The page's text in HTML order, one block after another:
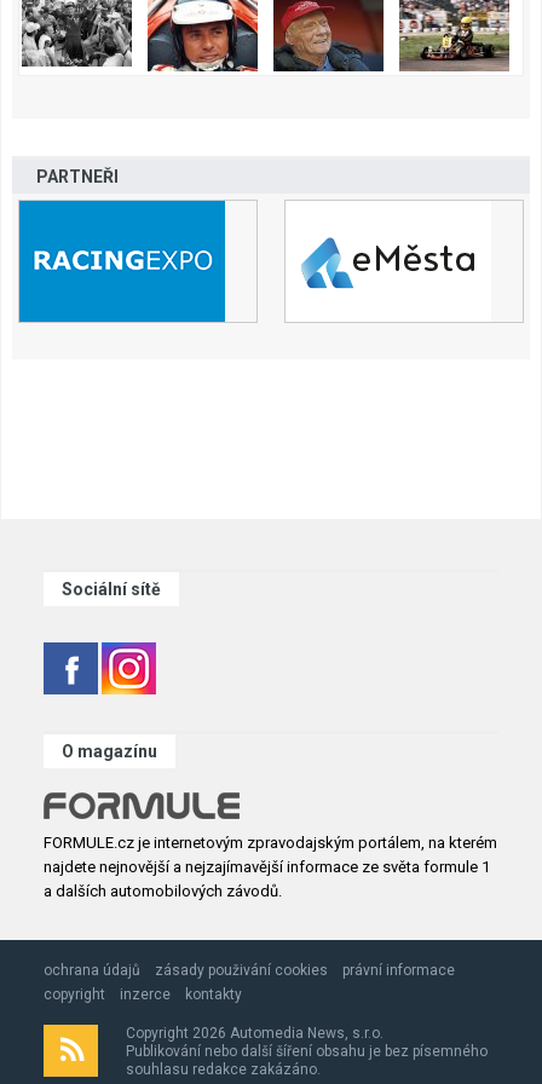
PARTNEŘI
Sociální sítě
O magazínu
FORMULE.cz je internetovým zpravodajským portálem, na kterém
najdete nejnovější a nejzajímavější informace ze světa formule 1
a dalších automobilových závodů.
ochrana údajů zásady použivání cookies
právní informace
copyright
inzerce kontakty
Copyright 2026 Automedia News, s.r.o.
Publikování nebo další šíření obsahu je bez písemného
souhlasu redakce zakázáno.